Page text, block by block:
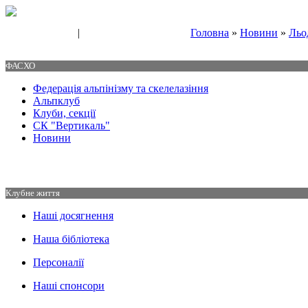
| Головна » Новини »
ФАСХО
Федерація альпінізму та скелелазіння
Альпклуб
Клуби, секції
СК "Вертикаль"
Новини
Клубне життя
Наші досягнення
Наша бібліотека
Персоналії
Наші спонсори